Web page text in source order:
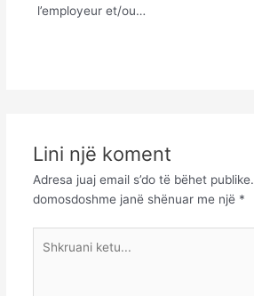
l’employeur et/ou…
Lini një koment
Adresa juaj email s’do të bëhet publike.
domosdoshme janë shënuar me një *
ketu...